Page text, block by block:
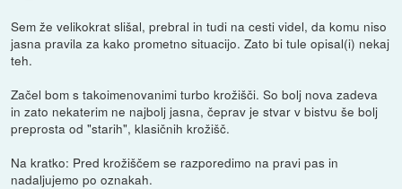
Sem že velikokrat slišal, prebral in tudi na cesti videl, da komu niso
jasna pravila za kako prometno situacijo. Zato bi tule opisal(i) nekaj
teh.
Začel bom s takoimenovanimi turbo krožišči. So bolj nova zadeva
in zato nekaterim ne najbolj jasna, čeprav je stvar v bistvu še bolj
preprosta od "starih", klasičnih krožišč.
Na kratko: Pred krožiščem se razporedimo na pravi pas in
nadaljujemo po oznakah.